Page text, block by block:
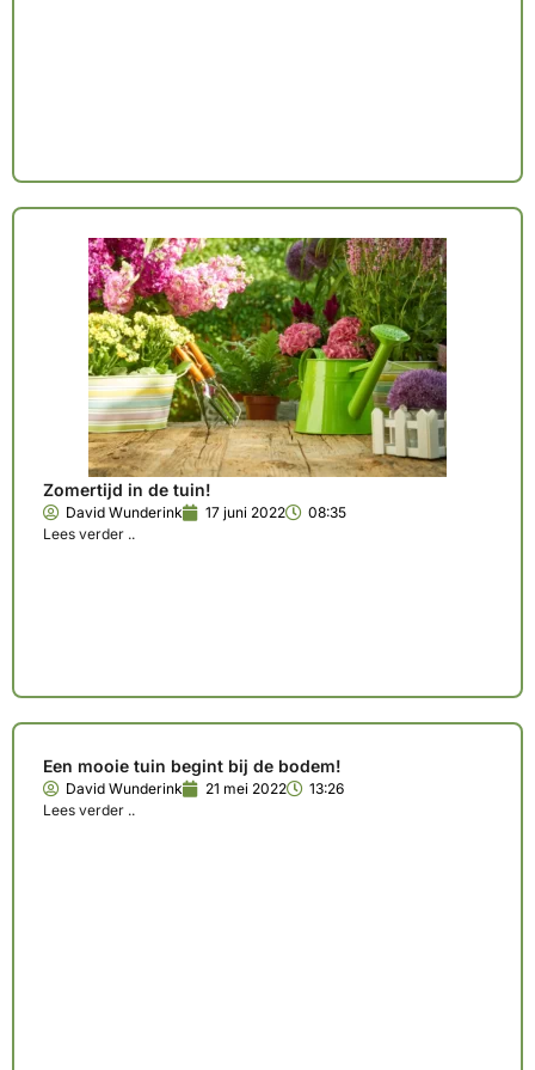
Zomertijd in de tuin!
David Wunderink 17 juni 2022
08:35
Lees verder ..
Een mooie tuin begint bij de bodem!
David Wunderink 21 mei 2022
13:26
Lees verder ..